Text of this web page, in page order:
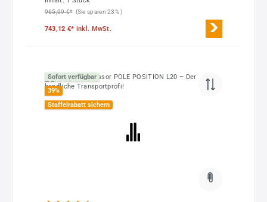
965,09 €* (Sie sparen 23% )
743,12 €* inkl. MwSt.
Sofort verfügbar
39%
Staffelrabatt sichern